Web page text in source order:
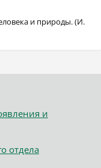
и природы. (И.
и
отдела